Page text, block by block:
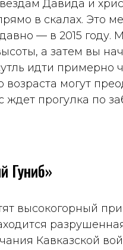
Давида и
в скалах. Это
— в 2015 году.
а затем вы
идти примерно
могут
ждет прогулка по
Гуниб»
высокогорный
Кавказской